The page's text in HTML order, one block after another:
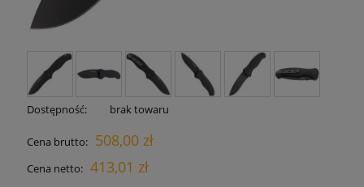
Dostępność: brak towaru
Cena brutto: 508,00 zł
Cena netto: 413,01 zł